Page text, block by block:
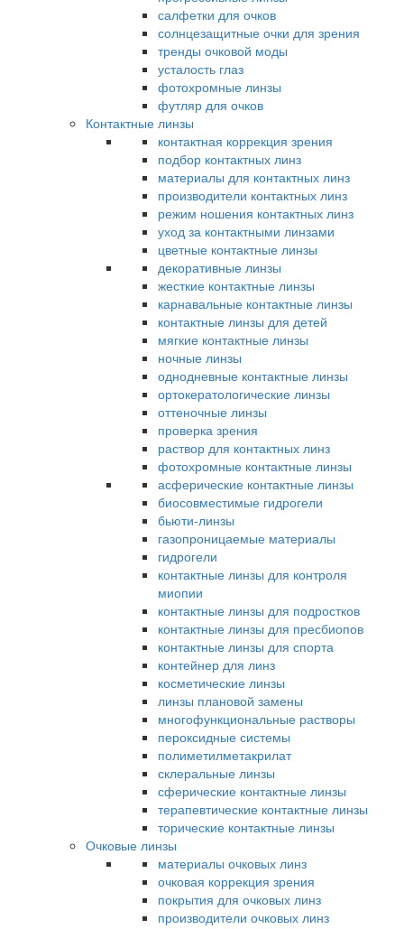
салфетки для очков
солнцезащитные очки для зрения
тренды очковой моды
усталость глаз
фотохромные линзы
футляр для очков
Контактные линзы
контактная коррекция зрения
подбор контактных линз
материалы для контактных линз
производители контактных линз
режим ношения контактных линз
уход за контактными линзами
цветные контактные линзы
декоративные линзы
жесткие контактные линзы
карнавальные контактные линзы
контактные линзы для детей
мягкие контактные линзы
ночные линзы
однодневные контактные линзы
ортокератологические линзы
оттеночные линзы
проверка зрения
раствор для контактных линз
фотохромные контактные линзы
асферические контактные линзы
биосовместимые гидрогели
бьюти-линзы
газопроницаемые материалы
гидрогели
контактные линзы для контроля
миопии
контактные линзы для подростков
контактные линзы для пресбиопов
контактные линзы для спорта
контейнер для линз
косметические линзы
линзы плановой замены
многофункциональные растворы
пероксидные системы
полиметилметакрилат
склеральные линзы
сферические контактные линзы
терапевтические контактные линзы
торические контактные линзы
Очковые линзы
материалы очковых линз
очковая коррекция зрения
покрытия для очковых линз
производители очковых линз